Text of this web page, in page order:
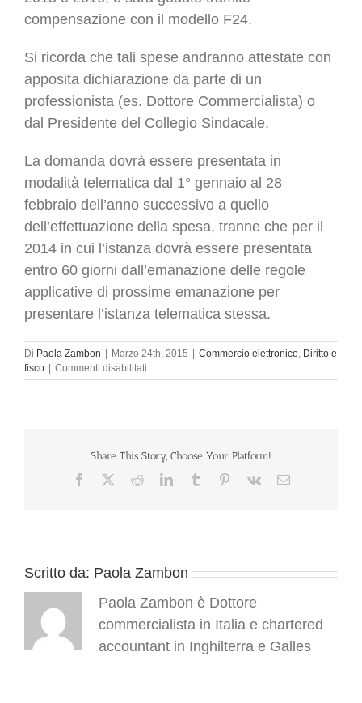
compensazione con il modello F24.
Si ricorda che tali spese andranno attestate con
apposita dichiarazione da parte di un
professionista (es. Dottore Commercialista) o
dal Presidente del Collegio Sindacale.
La domanda dovrà essere presentata in
modalità telematica dal 1° gennaio al 28
febbraio dell’anno successivo a quello
dell’effettuazione della spesa, tranne che per il
2014 in cui l’istanza dovrà essere presentata
entro 60 giorni dall’emanazione delle regole
applicative di prossime emanazione per
presentare l’istanza telematica stessa.
Di Paola Zambon Marzo 24th, 2015 Commercio elettronico, Diritto e
fisco
Commenti disabilitati
Bonus
e
Share This Story, Choose Your Platform!
Facebook RedditLinkedInTumblr Pinterest
Vk Email
Scritto da: Paola Zambon
Paola Zambon è Dottore
commercialista in Italia e chartered
accountant in Inghilterra e Galles